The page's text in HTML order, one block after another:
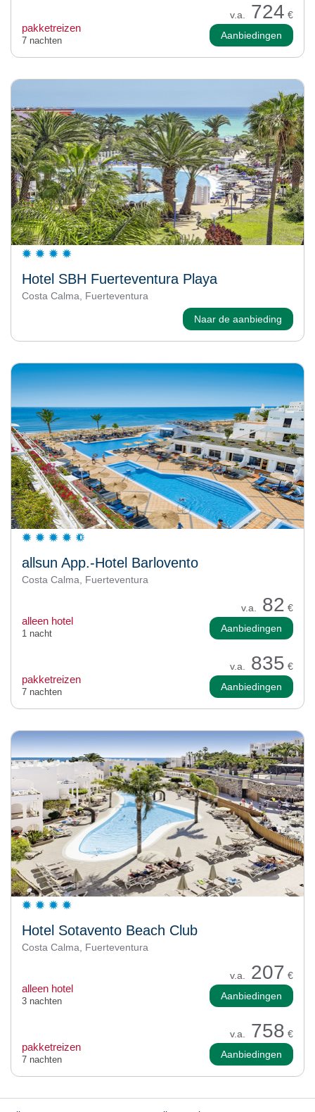
v.a. 724 €
pakketreizen
7 nachten Aanbiedingen
Hotel SBH Fuerteventura Playa
Costa Calma, Fuerteventura
Naar de aanbieding
allsun App.-Hotel Barlovento
Costa Calma, Fuerteventura
v.a. 82 €
alleen hotel
1 nacht Aanbiedingen
v.a. 835 €
pakketreizen
7 nachten Aanbiedingen
Hotel Sotavento Beach Club
Costa Calma, Fuerteventura
v.a. 207 €
alleen hotel
3 nachten Aanbiedingen
v.a. 758 €
pakketreizen
7 nachten Aanbiedingen